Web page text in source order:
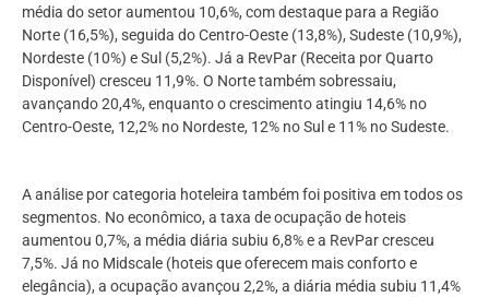
média do setor aumentou 10,6%, com destaque para a Região
Norte (16,5%), seguida do Centro-Oeste (13,8%), Sudeste (10,9%),
Nordeste (10%) e Sul (5,2%). Já a RevPar (Receita por Quarto
Disponível) cresceu 11,9%. O Norte também sobressaiu,
avançando 20,4%, enquanto o crescimento atingiu 14,6% no
Centro-Oeste, 12,2% no Nordeste, 12% no Sul e 11% no Sudeste.
A análise por categoria hoteleira também foi positiva em todos os
segmentos. No econômico, a taxa de ocupação de hoteis
aumentou 0,7%, a média diária subiu 6,8% e a RevPar cresceu
7,5%. Já no Midscale (hoteis que oferecem mais conforto e
elegância), a ocupação avançou 2,2%, a diária média subiu 11,4%